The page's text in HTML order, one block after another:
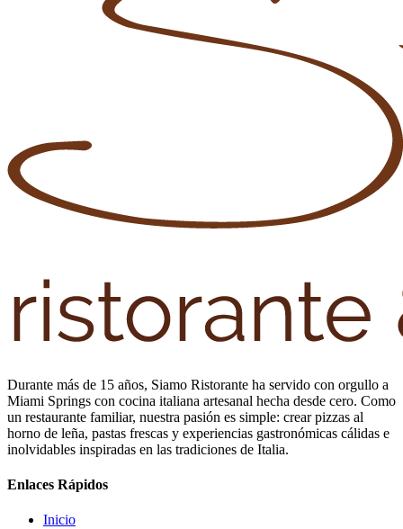
Durante más de 15 años, Siamo Ristorante ha servido con orgullo a
Miami Springs con cocina italiana artesanal hecha desde cero. Como
un restaurante familiar, nuestra pasión es simple: crear pizzas al
horno de leña, pastas frescas y experiencias gastronómicas cálidas e
inolvidables inspiradas en las tradiciones de Italia.
Enlaces Rápidos
Inicio